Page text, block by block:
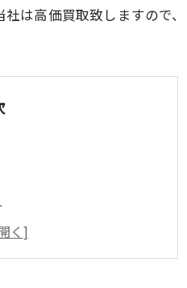
は高価買取致しますので、